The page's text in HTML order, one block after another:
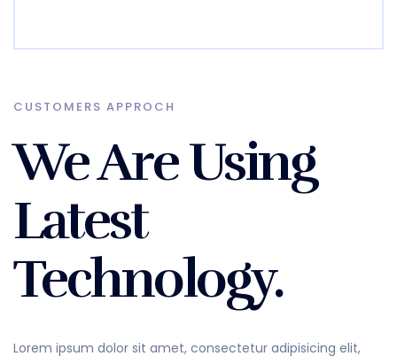
CUSTOMERS APPROCH
We Are Using
Latest
Technology.
Lorem ipsum dolor sit amet, consectetur adipisicing elit,